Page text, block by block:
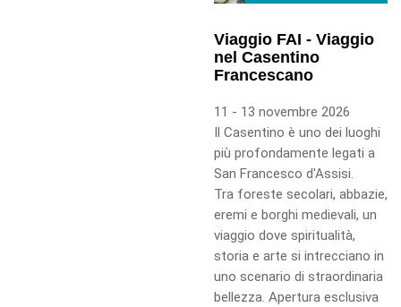
Viaggio FAI - Viaggio
nel Casentino
Francescano
11 - 13 novembre 2026
Il Casentino è uno dei luoghi
più profondamente legati a
San Francesco d'Assisi.
Tra foreste secolari, abbazie,
eremi e borghi medievali, un
viaggio dove spiritualità,
storia e arte si intrecciano in
uno scenario di straordinaria
bellezza. Apertura esclusiva